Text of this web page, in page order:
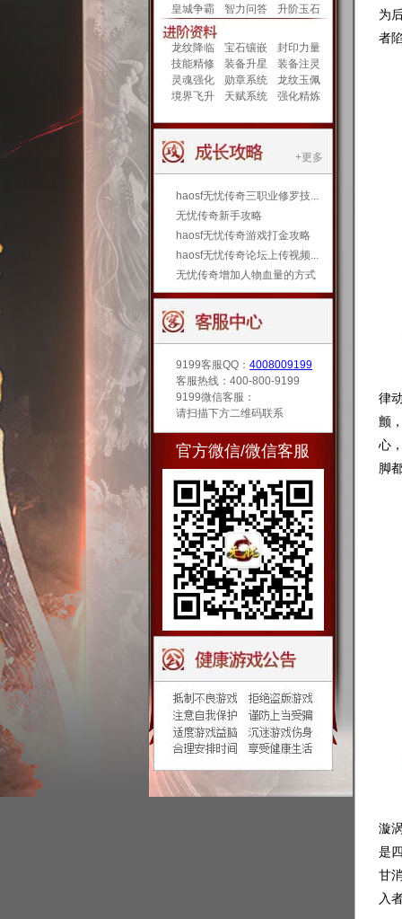
皇城争霸
智力问答 升阶玉石
龙纹降临 宝石镶嵌
封印力量
技能精修
装备升星
装备注灵
灵魂强化
勋章系统
龙纹玉佩
境界飞升
天赋系统 强化精炼
+更多
haosf无忧传奇三职业修罗技...
无忧传奇新手攻略
haosf无忧传奇游戏打金攻略
haosf无忧传奇论坛上传视频...
无忧传奇增加人物血量的方式
9199客服QQ： 4008009199
客服热线：400-800-9199
9199微信客服：
请扫描下方二维码联系
官方微信/微信客服
为
者
穿
律
颤
心
脚
龙
漩
是
甘
入